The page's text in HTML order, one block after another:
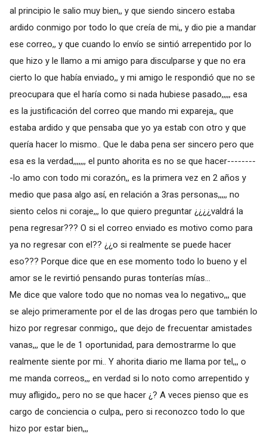
al principio le salio muy bien,, y que siendo sincero estaba
ardido conmigo por todo lo que creía de mi,, y dio pie a mandar
ese correo,, y que cuando lo envío se sintió arrepentido por lo
que hizo y le llamo a mi amigo para disculparse y que no era
cierto lo que había enviado,, y mi amigo le respondió que no se
preocupara que el haría como si nada hubiese pasado,,,,, esa
es la justificación del correo que mando mi expareja,, que
estaba ardido y que pensaba que yo ya estab con otro y que
quería hacer lo mismo.. Que le daba pena ser sincero pero que
esa es la verdad,,,,,,, el punto ahorita es no se que hacer--------
-lo amo con todo mi corazón,, es la primera vez en 2 años y
medio que pasa algo así, en relación a 3ras personas,,,,, no
siento celos ni coraje,,, lo que quiero preguntar ¿¿¿¿valdrá la
pena regresar??? O si el correo enviado es motivo como para
ya no regresar con el?? ¿¿o si realmente se puede hacer
eso??? Porque dice que en ese momento todo lo bueno y el
amor se le revirtió pensando puras tonterías mías...
Me dice que valore todo que no nomas vea lo negativo,,, que
se alejo primeramente por el de las drogas pero que también lo
hizo por regresar conmigo,, que dejo de frecuentar amistades
vanas,,, que le de 1 oportunidad, para demostrarme lo que
realmente siente por mi.. Y ahorita diario me llama por tel,,, o
me manda correos,,, en verdad si lo noto como arrepentido y
muy afligido,, pero no se que hacer ¿? A veces pienso que es
cargo de conciencia o culpa,, pero si reconozco todo lo que
hizo por estar bien,,,